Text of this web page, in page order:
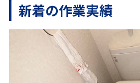
新着の作業実績